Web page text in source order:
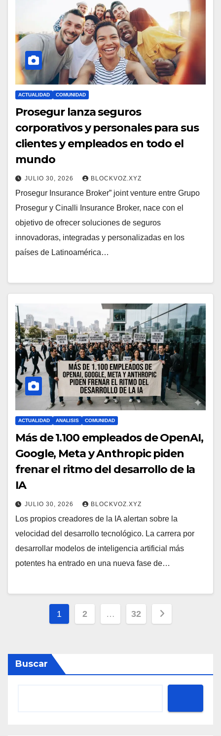
ACTUALIDAD COMUNIDAD
Prosegur lanza seguros
corporativos y personales para sus
clientes y empleados en todo el
mundo
JULIO 30, 2026 BLOCKVOZ.XYZ
Prosegur Insurance Broker” joint venture entre Grupo
Prosegur y Cinalli Insurance Broker, nace con el
objetivo de ofrecer soluciones de seguros
innovadoras, integradas y personalizadas en los
países de Latinoamérica…
ACTUALIDAD ANALISIS COMUNIDAD
Más de 1.100 empleados de OpenAI,
Google, Meta y Anthropic piden
frenar el ritmo del desarrollo de la
IA
JULIO 30, 2026 BLOCKVOZ.XYZ
Los propios creadores de la IA alertan sobre la
velocidad del desarrollo tecnológico. La carrera por
desarrollar modelos de inteligencia artificial más
potentes ha entrado en una nueva fase de…
Paginación
entradas
1 2 … 32
Buscar